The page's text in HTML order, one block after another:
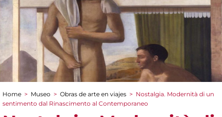
You are here
Home > Museo > Obras de arte en viajes > Nostalgia. Modernità di un
sentimento dal Rinascimento al Contemporaneo